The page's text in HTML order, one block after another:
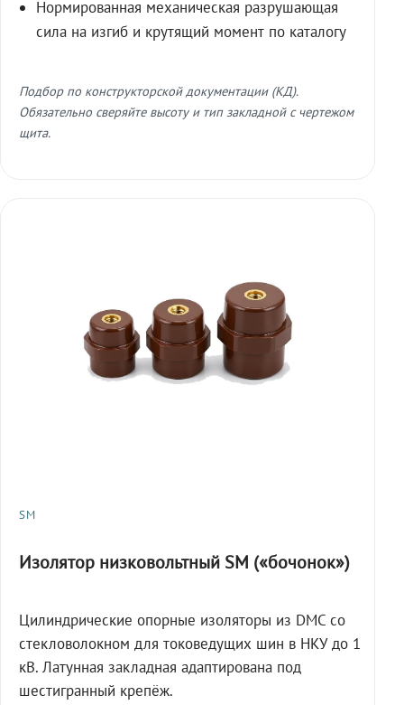
Нормированная механическая разрушающая
сила на изгиб и крутящий момент по каталогу
Подбор по конструкторской документации (КД).
Обязательно сверяйте высоту и тип закладной с чертежом
щита.
SM
Изолятор низковольтный SM («бочонок»)
Цилиндрические опорные изоляторы из DMC со
стекловолокном для токоведущих шин в НКУ до 1
кВ. Латунная закладная адаптирована под
шестигранный крепёж.